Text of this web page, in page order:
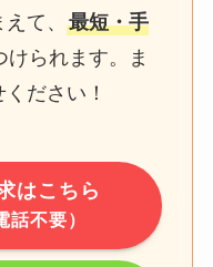
て、 最短・手
られます。ま
ださい！
はこちら
話不要）